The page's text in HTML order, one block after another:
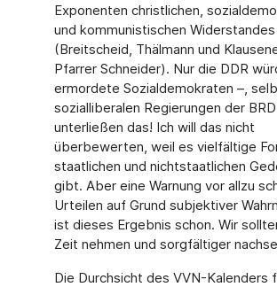
Exponenten christlichen,
und kommunistischen Widerstandes
(Breitscheid, Thälmann und
Pfarrer Schneider). Nur die DDR
ermordete Sozialdemokraten –,
sozialliberalen Regierungen der BRD
unterließen das! Ich will das nicht
überbewerten, weil es vielfältige
staatlichen und nichtstaatlichen
gibt. Aber eine Warnung vor allzu
Urteilen auf Grund subjektiver
ist dieses Ergebnis schon. Wir
Zeit nehmen und sorgfältiger
Die Durchsicht des VVN-Kalenders